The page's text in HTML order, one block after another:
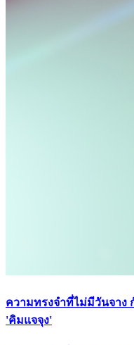
ความทรงจำที่ไม่มีวันจาง
'คิมแจจุง'